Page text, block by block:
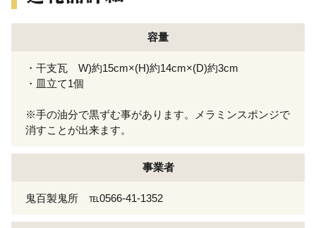
容量
・干支瓦 W)約15cm×(H)約14cm×(D)約3cm
・皿立て1個
※手の油分で黒ずむ事があります。メラミンスポンジで
消すことが出来ます。
事業者
鬼百製鬼所 ℡0566-41-1352